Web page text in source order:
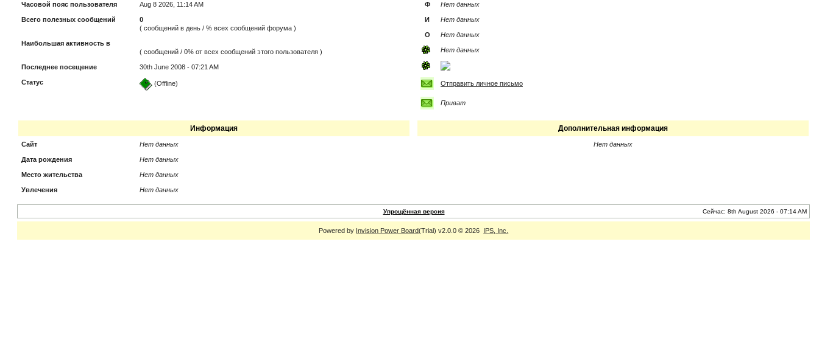
Часовой пояс пользователя Aug 8 2026, 11:14 AM
Всего полезных сообщений
0
( сообщений в день / % всех сообщений форума )
Наибольшая активность в
( сообщений / 0% от всех сообщений этого пользователя )
Последнее посещение 30th June 2008 - 07:21 AM
Статус (Offline)
Ф Нет данных
И Нет данных
О Нет данных
Нет данных
Отправить личное письмо
Приват
Информация
Сайт Нет данных
Дата рождения Нет данных
Место жительства Нет данных
Увлечения Нет данных
Дополнительная информация
Нет данных
Упрощённая версия Сейчас: 8th August 2026 - 07:14 AM
Powered by Invision Power Board(Trial) v2.0.0 © 2026 IPS, Inc.